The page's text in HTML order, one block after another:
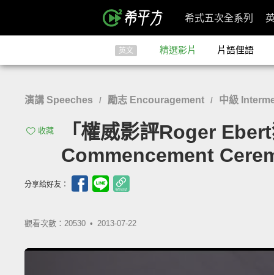
希式五次全系列
英文 精選影片 片語俚語
演講 Speeches / 勵志 Encouragement / 中級
收藏
「權威影評Roger
Commencement
分享給好友：
觀看次數：20530 • 2013-07-22